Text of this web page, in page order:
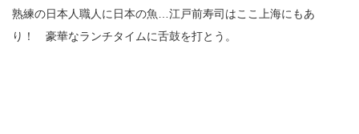
熟練の日本人職人に日本の魚…江戸前寿司はここ上海にもあ
り！ 豪華なランチタイムに舌鼓を打とう。